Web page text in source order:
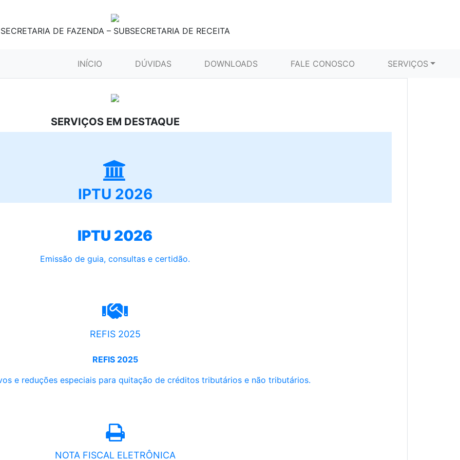
SECRETARIA DE FAZENDA – SUBSECRETARIA DE RECEITA
INÍCIO (CURRENT)DÚVIDAS DOWNLOADS FALE CONOSCO SERVIÇOS
SERVIÇOS EM DESTAQUE
IPTU 2026
IPTU 2026
Emissão de guia, consultas e certidão.
REFIS 2025
REFIS 2025
e reduções especiais para quitação de créditos tributários e não tributários.
NOTA FISCAL ELETRÔNICA